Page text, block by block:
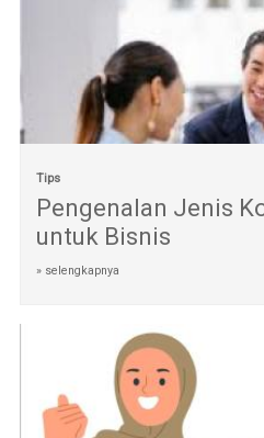
Tips
Pengenalan Jenis
untuk Bisnis
» selengkapnya